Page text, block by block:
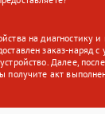
на диагностику
заказ-наряд
Далее,
получите акт